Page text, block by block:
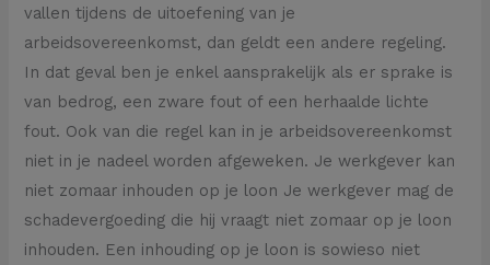
vallen tijdens de uitoefening van je
arbeidsovereenkomst, dan geldt een andere regeling.
In dat geval ben je enkel aansprakelijk als er sprake is
van bedrog, een zware fout of een herhaalde lichte
fout. Ook van die regel kan in je arbeidsovereenkomst
niet in je nadeel worden afgeweken. Je werkgever kan
niet zomaar inhouden op je loon Je werkgever mag de
schadevergoeding die hij vraagt niet zomaar op je loon
inhouden. Een inhouding op je loon is sowieso niet